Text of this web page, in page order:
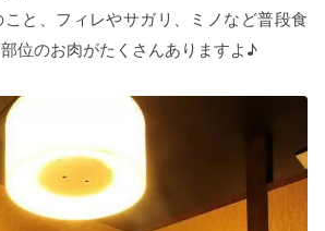
と、フィレやサガリ、ミノなど普段食
位のお肉がたくさんありますよ♪